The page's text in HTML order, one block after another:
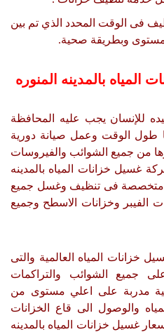
فى الوقت المحدد الذي تم بين
مستوى وبطريقة صحية.
بالمدينه المنوره
للإنسان يجب عليه المحافظة
طول الوقت وعمل صيانة دورية
من جميع الشوائب والفيروسات
غسيل خزانات المياه بالمدينه
متخصصة فى تنظيف وغسل جميع
الفيبر وخزانات الاسطح وجميع
خزانات المياه العالمية والتى
جميع الشوائب والتراكمات
مدربة على اعلي مستوى من
والوصول الى قاع الخزانات
غسيل خزانات المياه بالمدينه